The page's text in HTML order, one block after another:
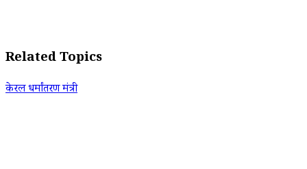
Related Topics
केरल धर्मांतरण मंत्री